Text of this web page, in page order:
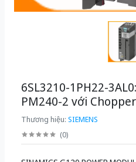
6SL3210-1PH22-
PM240-2 với
Thương hiệu: SIEMENS
(0)